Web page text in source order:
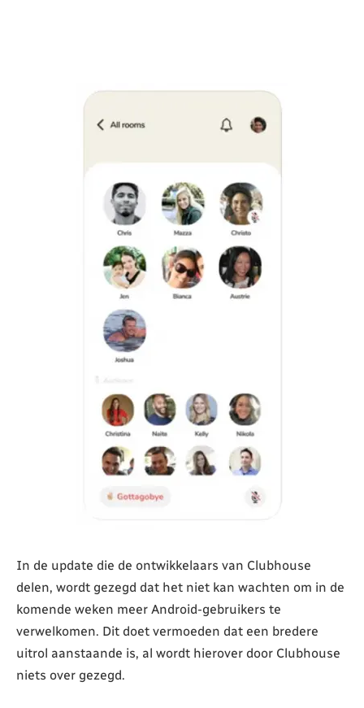
In de update die de ontwikkelaars van Clubhouse
delen, wordt gezegd dat het niet kan wachten om in de
komende weken meer Android-gebruikers te
verwelkomen. Dit doet vermoeden dat een bredere
uitrol aanstaande is, al wordt hierover door Clubhouse
niets over gezegd.